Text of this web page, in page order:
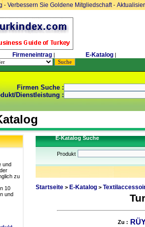
- Verbessern Sie Goldene Mitgliedschaft-
Firmeneintrag | E-Katalog |
Firmen Suche :
Dienstleistung :
und
zu
10
und
E-Katalog Suche
Produkt
Startseite > E-Katalog>
Zu :